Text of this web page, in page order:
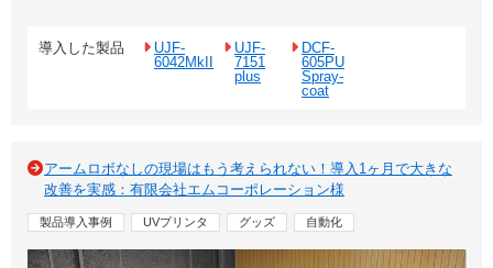
導入した製品
UJF-
6042MkII
UJF-
7151
plus
DCF-
605PU
Spray-
coat
アームロボなしの現場はもう考えられない！導入1ヶ月で大きな
改善を実感：有限会社エムコーポレーション様
製品導入事例 UVプリンタ グッズ 自動化